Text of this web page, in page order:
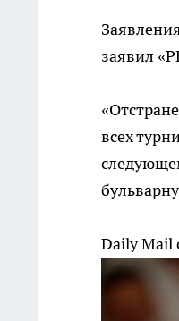
заявил
всех
Daily Mail